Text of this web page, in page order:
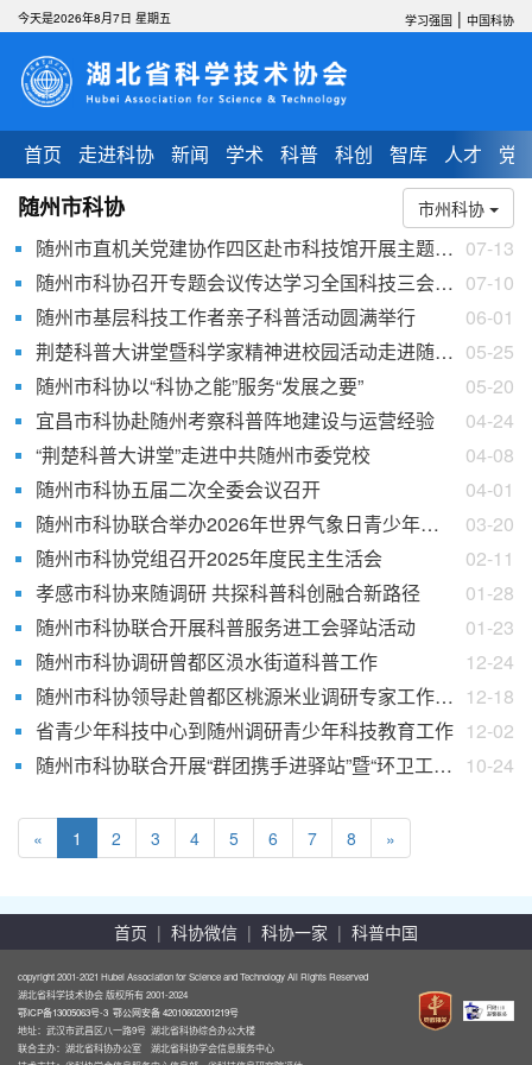
首页 走进科协 新闻 学术 科普 科创 智库 人才 党
今天是2026年8月7日 星期五 学习强国 | 中国科协
随州市科协 市州科协
随州市直机关党建协作四区赴市科技馆开展主题实践活动 07-13
随州市科协召开专题会议传达学习全国科技三会精神 07-10
随州市基层科技工作者亲子科普活动圆满举行
06-01
荆楚科普大讲堂暨科学家精神进校园活动走进随州广水市永阳学校 05-25
随州市科协以“科协之能”服务“发展之要”
05-20
宜昌市科协赴随州考察科普阵地建设与运营经验
04-24
“荆楚科普大讲堂”走进中共随州市委党校
04-08
随州市科协五届二次全委会议召开
04-01
随州市科协联合举办2026年世界气象日青少年主题科普活动
03-20
随州市科协党组召开2025年度民主生活会
02-11
孝感市科协来随调研 共探科普科创融合新路径
01-28
随州市科协联合开展科普服务进工会驿站活动
01-23
随州市科协调研曾都区涢水街道科普工作
12-24
随州市科协领导赴曾都区桃源米业调研专家工作站筹建工作 12-18
省青少年科技中心到随州调研青少年科技教育工作 12-02
随州市科协联合开展“群团携手进驿站”暨“环卫工人节”关爱慰问活动
10-24
« 1 2 3 4 5 6 7 8 »
首页 | 科协微信 | 科协一家 | 科普中国
copyright 2001-2021 Hubei Association for Science and Technology All Rights Reserved
湖北省科学技术协会 版权所有 2001-2024
鄂ICP备13005063号-3 鄂公网安备 42010602001219号
地址：武汉市武昌区八一路9号 湖北省科协综合办公大楼
联合主办：湖北省科协办公室 湖北省科协学会信息服务中心